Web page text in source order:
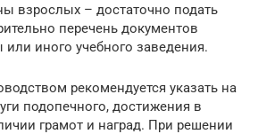
взрослых – достаточно подать
перечень документов
иного учебного заведения.
рекомендуется указать на
подопечного, достижения в
грамот и наград. При решении